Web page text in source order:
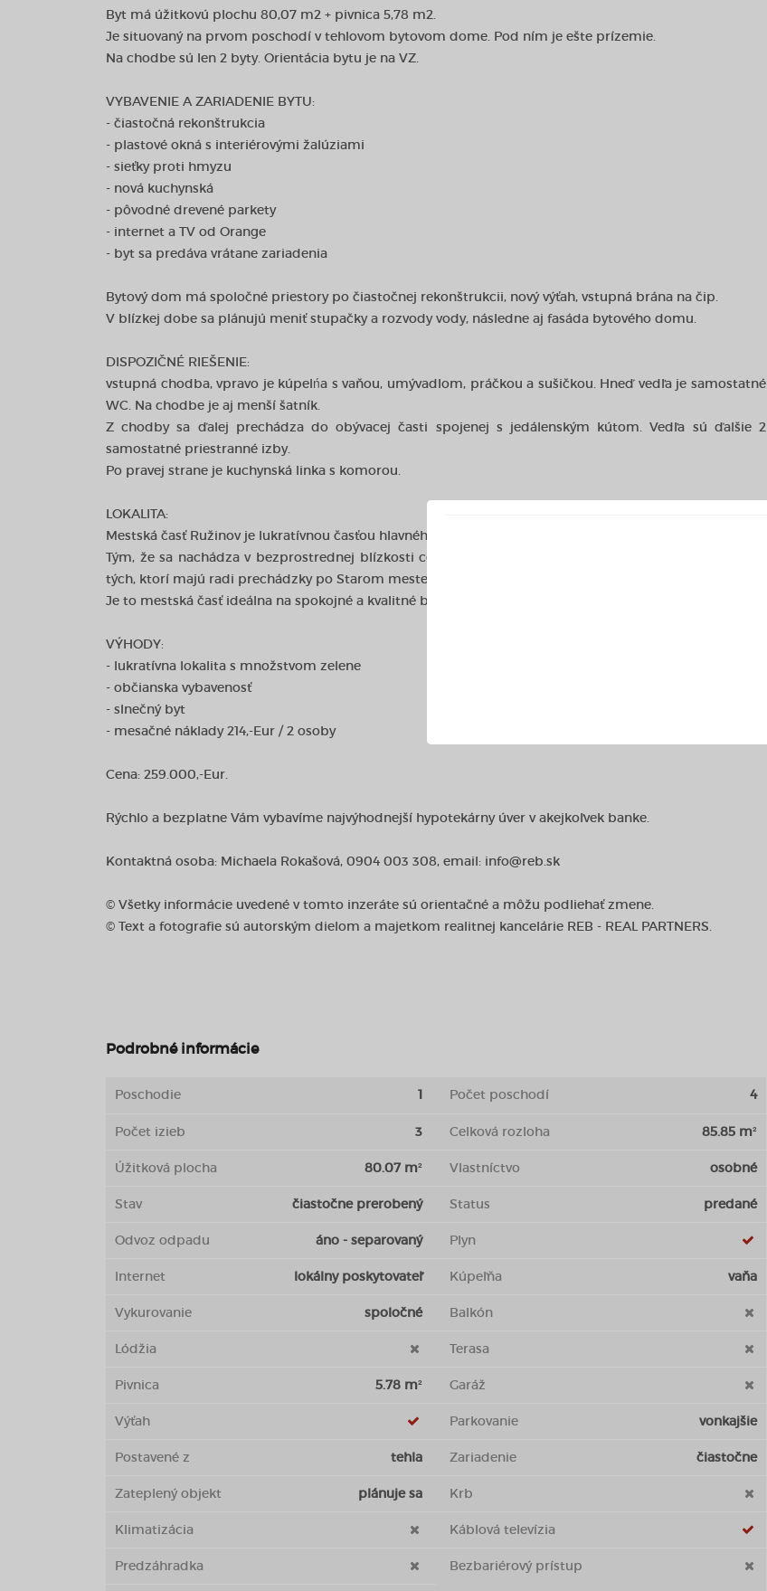
Byt má úžitkovú plochu 80,07 m2 + pivnica 5,78 m2.
Je situovaný na prvom poschodí v tehlovom bytovom dome. Pod ním je ešte prízemie.
Na chodbe sú len 2 byty. Orientácia bytu je na VZ.
VYBAVENIE A ZARIADENIE BYTU:
- čiastočná rekonštrukcia
- plastové okná s interiérovými žalúziami
- sieťky proti hmyzu
- nová kuchynská
- pôvodné drevené parkety
- internet a TV od Orange
- byt sa predáva vrátane zariadenia
Bytový dom má spoločné priestory po čiastočnej rekonštrukcii, nový výťah, vstupná brána na čip.
V blízkej dobe sa plánujú meniť stupačky a rozvody vody, následne aj fasáda bytového domu.
DISPOZIČNÉ RIEŠENIE:
vstupná chodba, vpravo je kúpelńa s vaňou, umývadlom, práčkou a sušičkou. Hneď vedľa je samostatné
WC. Na chodbe je aj menší šatník.
Z chodby sa ďalej prechádza do obývacej časti spojenej s jedálenským kútom. Vedľa sú ďalšie 2
samostatné priestranné izby.
Po pravej strane je kuchynská linka s komorou.
LOKALITA:
Mestská časť Ružinov je lukratívnou časťou hlavného mesta s vynikajúcou infraštruktúrou.
Tým, že sa nachádza v bezprostrednej blízkosti centra, poteší ľudí smerujúcich za kultúrou, prípadne
tých, ktorí majú radi prechádzky po Starom meste.
Je to mestská časť ideálna na spokojné a kvalitné bývanie.
VÝHODY:
- lukratívna lokalita s množstvom zelene
- občianska vybavenosť
- slnečný byt
- mesačné náklady 214,-Eur / 2 osoby
Cena: 259.000,-Eur.
Rýchlo a bezplatne Vám vybavíme najvýhodnejší hypotekárny úver v akejkoľvek banke.
Kontaktná osoba: Michaela Rokašová, 0904 003 308, email: info@reb.sk
© Všetky informácie uvedené v tomto inzeráte sú orientačné a môžu podliehať zmene.
© Text a fotografie sú autorským dielom a majetkom realitnej kancelárie REB - REAL PARTNERS.
Podrobné informácie
Poschodie 1 Počet poschodí 4
Počet izieb 3 Celková rozloha 85.85 m²
Úžitková plocha 80.07 m² Vlastníctvo osobné
Stav čiastočne prerobený Status predané
Odvoz odpadu áno - separovaný Plyn
Internet lokálny poskytovateľ Kúpeľňa vaňa
Vykurovanie spoločné Balkón
Lódžia Terasa
Pivnica 5.78 m² Garáž
Výťah Parkovanie vonkajšie
Postavené z tehla Zariadenie čiastočne
Zateplený objekt plánuje sa Krb
Klimatizácia Káblová televízia
Predzáhradka Bezbariérový prístup